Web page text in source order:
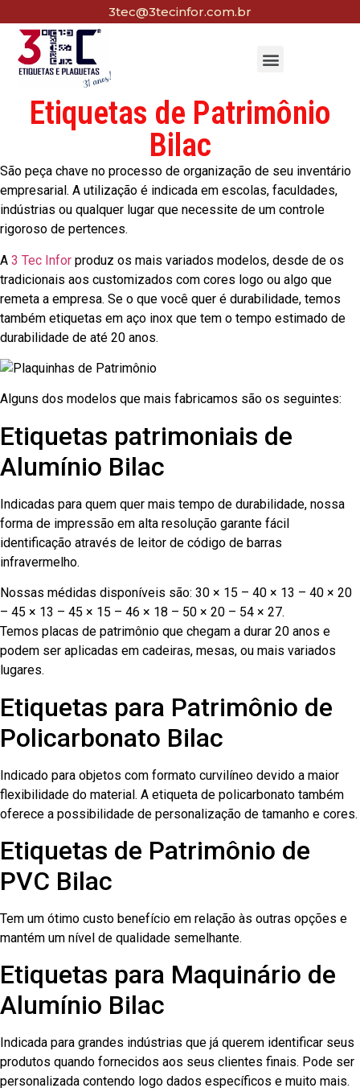
3tec@3tecinfor.com.br
Etiquetas de Patrimônio
Bilac
São peça chave no processo de organização de seu inventário
empresarial. A utilização é indicada em escolas, faculdades,
indústrias ou qualquer lugar que necessite de um controle
rigoroso de pertences.
A 3 Tec Infor produz os mais variados modelos, desde de os
tradicionais aos customizados com cores logo ou algo que
remeta a empresa. Se o que você quer é durabilidade, temos
também etiquetas em aço inox que tem o tempo estimado de
durabilidade de até 20 anos.
Alguns dos modelos que mais fabricamos são os seguintes:
Etiquetas patrimoniais de
Alumínio Bilac
Indicadas para quem quer mais tempo de durabilidade, nossa
forma de impressão em alta resolução garante fácil
identificação através de leitor de código de barras
infravermelho.
Nossas médidas disponíveis são: 30 × 15 – 40 × 13 – 40 × 20
– 45 × 13 – 45 × 15 – 46 × 18 – 50 × 20 – 54 × 27.
Temos placas de patrimônio que chegam a durar 20 anos e
podem ser aplicadas em cadeiras, mesas, ou mais variados
lugares.
Etiquetas para Patrimônio de
Policarbonato Bilac
Indicado para objetos com formato curvilíneo devido a maior
flexibilidade do material. A etiqueta de policarbonato também
oferece a possibilidade de personalização de tamanho e cores.
Etiquetas de Patrimônio de
PVC Bilac
Tem um ótimo custo benefício em relação às outras opções e
mantém um nível de qualidade semelhante.
Etiquetas para Maquinário de
Alumínio Bilac
Indicada para grandes indústrias que já querem identificar seus
produtos quando fornecidos aos seus clientes finais. Pode ser
personalizada contendo logo dados específicos e muito mais.